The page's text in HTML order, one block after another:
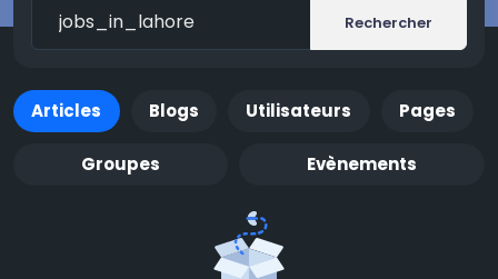
Rechercher
Articles Blogs Utilisateurs Pages
Groupes Evènements